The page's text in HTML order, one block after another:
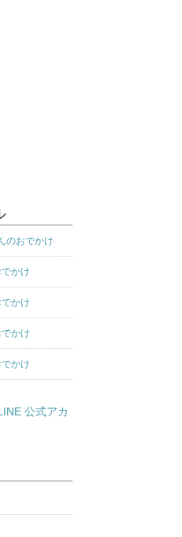
のおでかけ
かけ
かけ
かけ
かけ